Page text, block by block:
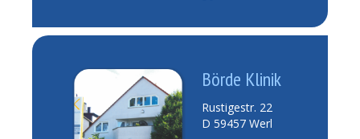
Börde Klinik
Rustigestr. 22
D 59457 Werl